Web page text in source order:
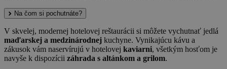
Na čom si pochutnáte?
V skvelej, modernej hotelovej reštaurácii si môžete vychutnať jedlá
maďarskej a medzinárodnej kuchyne. Vynikajúcu kávu a
zákusok vám naservírujú v hotelovej kaviarni, všetkým hosťom je
navyše k dispozícii záhrada s altánkom a grilom.